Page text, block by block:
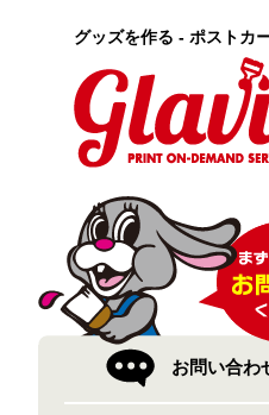
グッズを作る - ポストカ
お問い合わ